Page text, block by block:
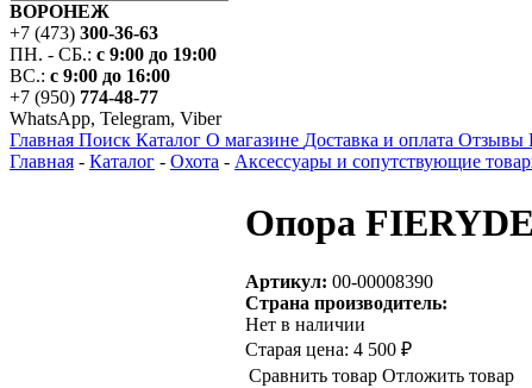
ВОРОНЕЖ
+7 (473) 300-36-63
ПН. - СБ.: с 9:00 до 19:00
ВС.: с 9:00 до 16:00
+7 (950) 774-48-77
WhatsApp, Telegram, Viber
Главная Поиск Каталог О магазине Доставка и оплата Отзывы
Главная - Каталог - Охота - Аксессуары и сопутствующие
Опора
Артикул: 00-00008390
Страна производитель:
Нет в наличии
Старая цена: 4 500 ₽
Сравнить товар Отложить товар